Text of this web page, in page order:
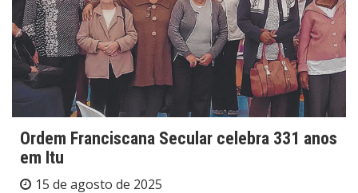
Ordem Franciscana Secular celebra 331 anos
em Itu
15 de agosto de 2025